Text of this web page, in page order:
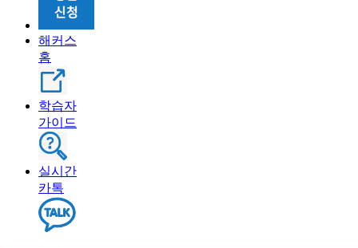
해커스
홈
학습자
가이드
실시간
카톡